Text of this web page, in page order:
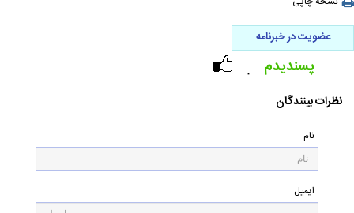
عضویت در خبرنامه
۰ پسندیدم
نظرات بینندگان
نام
ایمیل